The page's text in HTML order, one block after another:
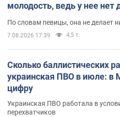
молодость, ведь у нее нет
По словам певицы, она не делает
7.08.2026 17:39 4,5 т.
Сколько баллистических
украинская ПВО в июле: в
цифру
Украинская ПВО работала в
перехватчиков